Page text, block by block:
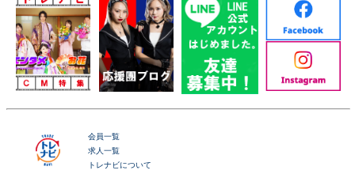
会員一覧
求人一覧
トレナビについて